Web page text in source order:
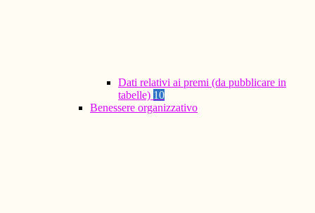
Dati relativi ai premi (da pubblicare in
tabelle) 10
Benessere organizzativo